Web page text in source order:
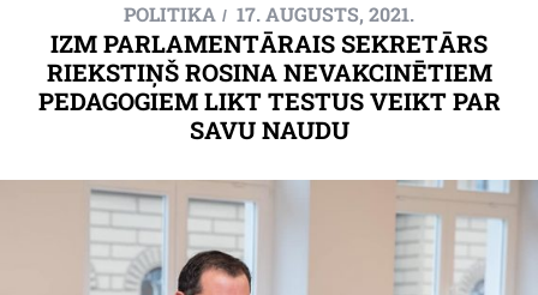
POLITIKA 17. AUGUSTS, 2021.
IZM PARLAMENTĀRAIS SEKRETĀRS
RIEKSTIŅŠ ROSINA NEVAKCINĒTIEM
PEDAGOGIEM LIKT TESTUS VEIKT PAR
SAVU NAUDU